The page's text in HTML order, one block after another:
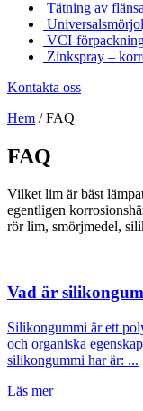
Tätning av
VCI-
Zinkspray –
Kontakta oss
Hem /FAQ
FAQ
Vilket lim är bäst
egentligen
rör lim, smörjmedel,
Vad är
Silikongummi är ett
och organiska
silikongummi har är: ...
Läs mer